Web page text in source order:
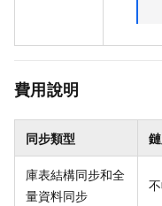
費用說明
同步類型
庫表結構同步和全
量資料同步